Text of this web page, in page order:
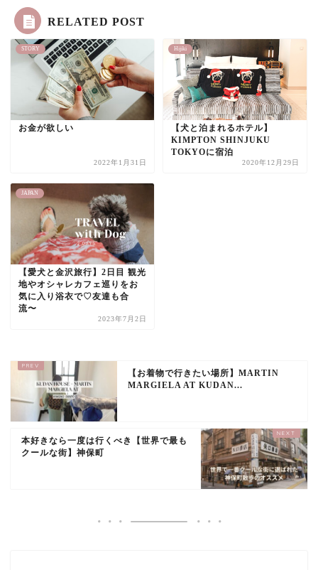
RELATED POST
STORY
お金が欲しい
2022年1月31日
Hijiki
【犬と泊まれるホテル】
KIMPTON SHINJUKU
TOKYOに宿泊
2020年12月29日
JAPAN
【愛犬と金沢旅行】2日目 観光
地やオシャレカフェ巡りをお
気に入り浴衣で♡友達も合
流〜
2023年7月2日
【お着物で行きたい場所】MARTIN
MARGIELA AT KUDAN...
本好きなら一度は行くべき【世界で最も
クールな街】神保町